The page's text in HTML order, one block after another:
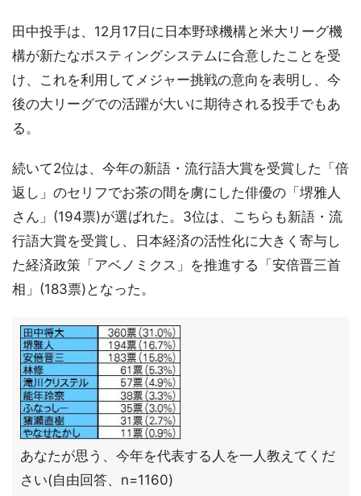
田中投手は、12月17日に日本野球機構と米大リーグ機
構が新たなポスティングシステムに合意したことを受
け、これを利用してメジャー挑戦の意向を表明し、今
後の大リーグでの活躍が大いに期待される投手でもあ
る。
続いて2位は、今年の新語・流行語大賞を受賞した「倍
返し」のセリフでお茶の間を虜にした俳優の「堺雅人
さん」(194票)が選ばれた。3位は、こちらも新語・流
行語大賞を受賞し、日本経済の活性化に大きく寄与し
た経済政策「アベノミクス」を推進する「安倍晋三首
相」(183票)となった。
あなたが思う、今年を代表する人を一人教えてくだ
さい(自由回答、n=1160)